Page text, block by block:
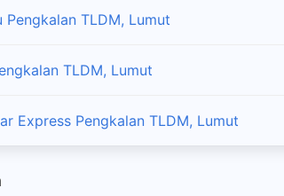
Pengkalan TLDM, Lumut
TLDM, Lumut
Express Pengkalan TLDM, Lumut